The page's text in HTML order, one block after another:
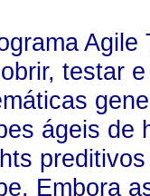
Agile
testar
ágeis de
Embora